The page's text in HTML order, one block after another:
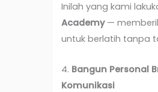
Inilah yang kami
Academy—
untuk berlatih tanpa
4. Bangun Personal
Komunikasi